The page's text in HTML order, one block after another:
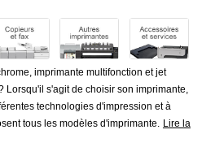
imprimante multifonction et jet
Lorsqu'il s'agit de choisir son imprimante,
technologies d'impression et à
tous les modèles d'imprimante. Lire la